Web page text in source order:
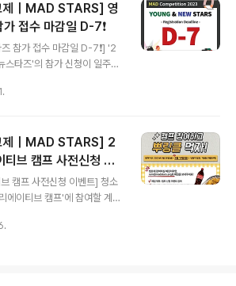
제｜MAD STARS] 영
접수 마감일 D-7❗
참가 접수 마감일 D-7❗] '2
타즈'의 참가 신청이 일주일
타즈: 국내외 5년 차 이하 마
- [YOUNG STARS & NEW
D-7❗] Don't let this
at the "YOUNG & NEW
2023"! Only a week
제｜MAD STARS] 2
브 캠프 사전신청 이
캠프 사전신청 이벤트] 청소
에이티브 캠프'에 참여할 계획
통해 10명에게 뿌링클 세트